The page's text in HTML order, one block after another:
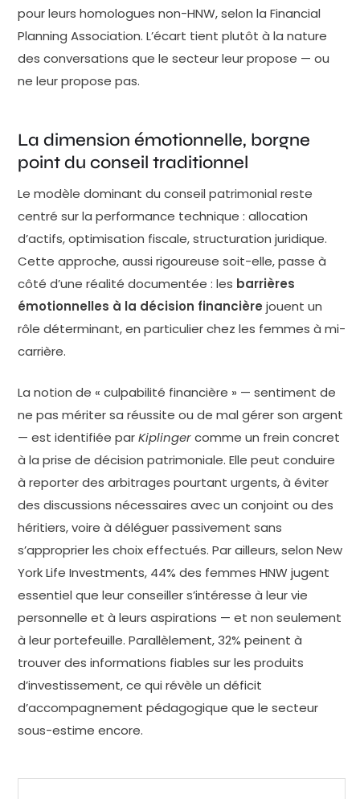
pour leurs homologues non-HNW, selon la Financial
Planning Association. L’écart tient plutôt à la nature
des conversations que le secteur leur propose — ou
ne leur propose pas.
La dimension émotionnelle, borgne
point du conseil traditionnel
Le modèle dominant du conseil patrimonial reste
centré sur la performance technique : allocation
d’actifs, optimisation fiscale, structuration juridique.
Cette approche, aussi rigoureuse soit-elle, passe à
côté d’une réalité documentée : les barrières
émotionnelles à la décision financière jouent un
rôle déterminant, en particulier chez les femmes à mi-
carrière.
La notion de « culpabilité financière » — sentiment de
ne pas mériter sa réussite ou de mal gérer son argent
— est identifiée parKiplingercomme un frein concret
à la prise de décision patrimoniale. Elle peut conduire
à reporter des arbitrages pourtant urgents, à éviter
des discussions nécessaires avec un conjoint ou des
héritiers, voire à déléguer passivement sans
s’approprier les choix effectués. Par ailleurs, selon New
York Life Investments, 44% des femmes HNW jugent
essentiel que leur conseiller s’intéresse à leur vie
personnelle et à leurs aspirations — et non seulement
à leur portefeuille. Parallèlement, 32% peinent à
trouver des informations fiables sur les produits
d’investissement, ce qui révèle un déficit
d’accompagnement pédagogique que le secteur
sous-estime encore.